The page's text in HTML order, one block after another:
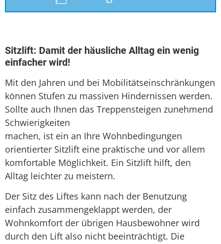
Treppenaufzug
Treppenlift
Treppenlift mieten
Sitzlift: Damit der häusliche Alltag ein wenig
einfacher wird!
Mit den Jahren und bei Mobilitätseinschränkungen
können Stufen zu massiven Hindernissen werden.
Sollte auch Ihnen das Treppensteigen zunehmend
Schwierigkeiten
machen, ist ein an Ihre Wohnbedingungen
orientierter Sitzlift eine praktische und vor allem
komfortable Möglichkeit. Ein Sitzlift hilft, den
Alltag leichter zu meistern.
Der Sitz des Liftes kann nach der Benutzung
einfach zusammengeklappt werden, der
Wohnkomfort der übrigen Hausbewohner wird
durch den Lift also nicht beeinträchtigt. Die